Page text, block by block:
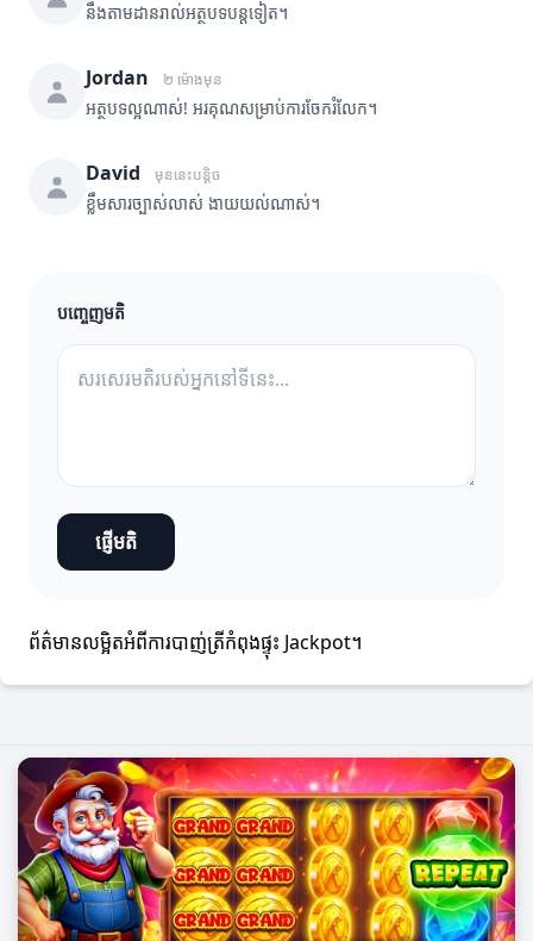
នឹងតាមដានរាល់អត្ថបទបន្តទៀត។
Jordan ២ ម៉ោងមុន
អត្ថបទល្អណាស់! អរគុណសម្រាប់ការចែករំលែក។
David មុននេះបន្តិច
ខ្លឹមសារច្បាស់លាស់ ងាយយល់ណាស់។
បញ្ចេញមតិ
ផ្ញើមតិ
ព័ត៌មានលម្អិតអំពីការបាញ់ត្រីកំពុងផ្ទុះ Jackpot។